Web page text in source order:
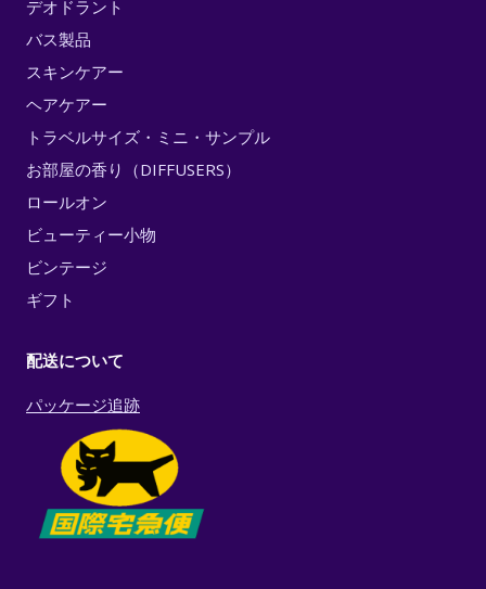
デオドラント
バス製品
スキンケアー
ヘアケアー
トラベルサイズ・ミニ・サンプル
お部屋の香り（DIFFUSERS）
ロールオン
ビューティー小物
ビンテージ
ギフト
配送について
パッケージ追跡